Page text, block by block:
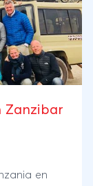
Zanzibar
en